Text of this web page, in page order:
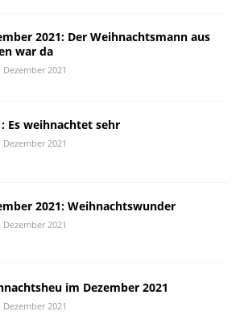
2021: Der Weihnachtsmann aus
war da
Dezember 2021
Es weihnachtet sehr
Dezember 2021
2021: Weihnachtswunder
Dezember 2021
im Dezember 2021
Dezember 2021